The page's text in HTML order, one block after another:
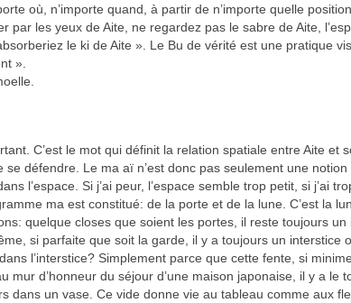
où, n’importe quand, à partir de n’importe quelle
les yeux de Aite, ne regardez pas le sabre de Aite,
le ki de Aite ». Le Bu de vérité est une pratique
».
C’est le mot qui définit la relation spatiale entre Aite et
se défendre. Le ma aï n’est donc pas seulement une
l’espace. Si j’ai peur, l’espace semble trop petit, si j’ai
ma est constitué: de la porte et de la lune. C’est la
quelque closes que soient les portes, il reste toujours
si parfaite que soit la garde, il y a toujours un interstice
l’interstice? Simplement parce que cette fente, si
mur d’honneur du séjour d’une maison japonaise, il y a le
dans un vase. Ce vide donne vie au tableau comme aux